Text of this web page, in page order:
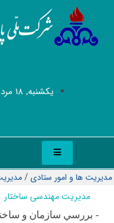
يکشنبه, 18 مرداد 1405
مدیریت ها و امور ستادی/
مدیریت مهندسی ساختار
- بررسي سازمان و